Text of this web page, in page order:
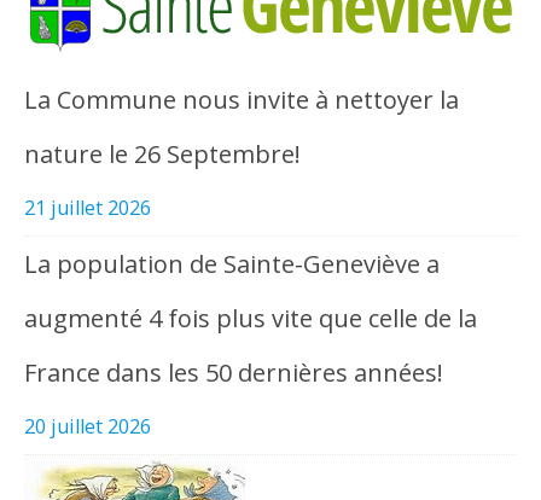
La Commune nous invite à nettoyer la
nature le 26 Septembre!
21 juillet 2026
La population de Sainte-Geneviève a
augmenté 4 fois plus vite que celle de la
France dans les 50 dernières années!
20 juillet 2026